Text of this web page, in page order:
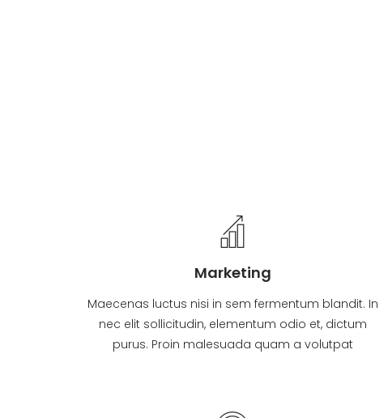
Marketing
Maecenas luctus nisi in sem fermentum blandit. In
nec elit sollicitudin, elementum odio et, dictum
purus. Proin malesuada quam a volutpat